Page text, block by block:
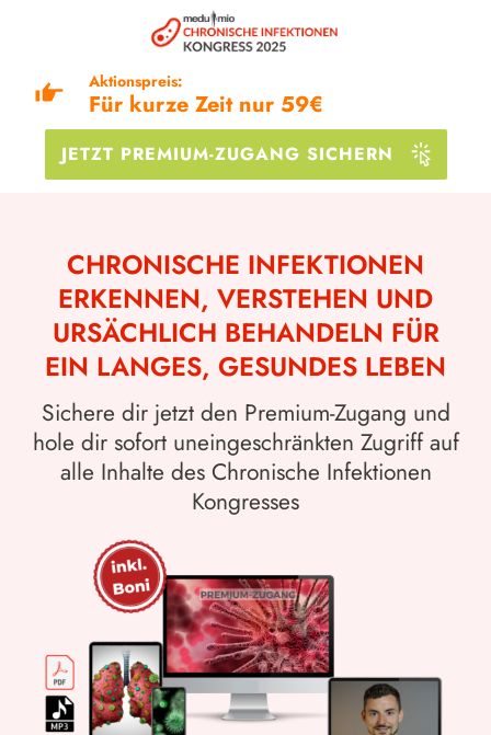
Aktionspreis:
Für kurze Zeit nur 59€
JETZT PREMIUM-ZUGANG SICHERN
CHRONISCHE INFEKTIONEN
ERKENNEN, VERSTEHEN UND
URSÄCHLICH BEHANDELN FÜR
EIN LANGES, GESUNDES LEBEN
Sichere dir jetzt den Premium-Zugang und
hole dir sofort uneingeschränkten Zugriff auf
alle Inhalte des Chronische Infektionen
Kongresses